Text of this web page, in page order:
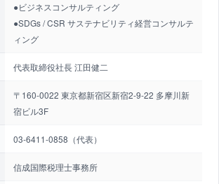
●ビジネスコンサルティング
●SDGs / CSR サステナビリティ経営コンサルテ
ィング
代表取締役社長 江田健二
〒160-0022 東京都新宿区新宿2-9-22 多摩川新
宿ビル3F
03-6411-0858（代表）
信成国際税理士事務所